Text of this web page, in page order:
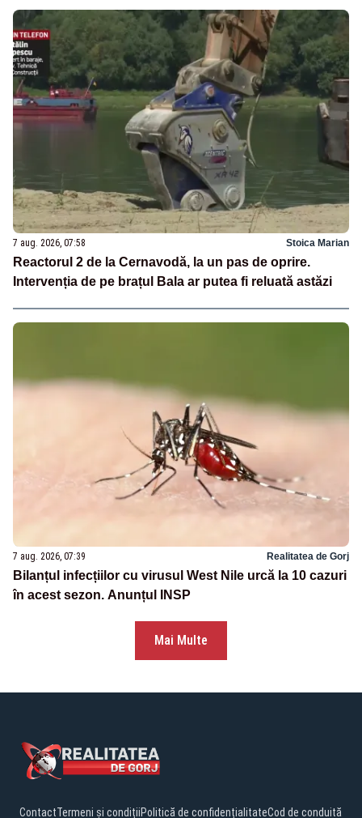
7 aug. 2026, 07:58 Stoica Marian
Reactorul 2 de la Cernavodă, la un pas de oprire.
Intervenția de pe brațul Bala ar putea fi reluată astăzi
7 aug. 2026, 07:39 Realitatea de Gorj
Bilanțul infecțiilor cu virusul West Nile urcă la 10 cazuri
în acest sezon. Anunțul INSP
Mai Multe
ContactTermeni și condițiiPolitică de confidențialitateCod de conduită